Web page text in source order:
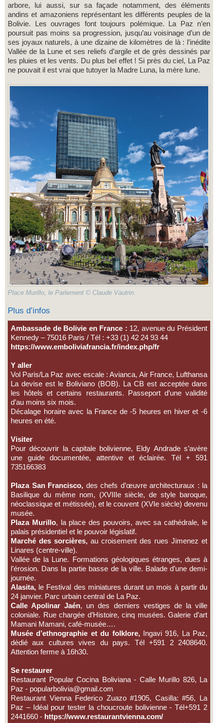
arbore, lui aussi, sur sa façade notamment, des éléments
andins et amazoniens représentant les différents peuples de la
Bolivie. Les ouvrages font toujours polémique. La Paz n’en
poursuit pas moins sa progression, jusqu’au voisinage d’un de
ses joyaux naturels, à une dizaine de kilomètres de là : l’inédite
Vallée de la Lune et ses reliefs d’argile et de grès dessinés par
les pluies et les vents. Du plus bel effet ! Si près du ciel, La Paz
ne pouvait il est vrai que tutoyer la Madre Luna, la mère lune.
Place Murillo, le Parlement © Claude Vautrin.
Plus d’infos
Ambassade de Bolivie en France : 12, avenue du Président
Kennedy – 75016 Paris / Tél : +33 (1) 42 24 93 44
https://www.emboliviafrancia.fr/index.php/fr
Y aller
Vol Paris/La Paz avec escale : Avianca, Air France, Lufthansa
La devise est le Boliviano (BOB). La CB est acceptée dans
les hôtels et certains restaurants. Passeport d’une validité
d’au moins six mois.
Décalage horaire avec la France de -5 heures en hiver et -6
heures en été.
Visiter
Pour découvrir la capitale bolivienne, Eldy Andrade s’avère
une guide documentée, attentive et éclairée. Tél + 591
735166383
Plaza San Francisco, des chefs d’œuvre architecturaux : la
Basilique du même nom, (XVIIIe siècle, de style baroque,
néoclassique et métissée), et le couvent (XVIe siècle) devenu
musée.
Plaza Murillo, la place des pouvoirs, avec sa cathédrale, le
palais présidentiel et le pouvoir législatif.
Marché des sorcières, au croisement des rues Jimenez et
Linares (centre-ville).
Vallée de la Lune. Formations géologiques étranges, dues à
l’érosion. Dans la partie basse de la ville. Balade d’une demi-
journée.
Alasita, le Festival des miniatures durant un mois à partir du
24 janvier. Parc urbain central de La Paz.
Calle Apolinar Jaén, un des derniers vestiges de la ville
coloniale. Rue chargée d’Histoire, cinq musées. Galerie d’art
Mamani Mamani, café-musée….
Musée d’ethnographie et du folklore,
Ingavi 916, La Paz,
dédié aux cultures vives du pays. Tél +591 2 2408640.
Attention ferme à 16h30.
Se restaurer
Restaurant Popular Cocina Boliviana - Calle Murillo 826, La
Paz - popularbolivia@gmail.com
Restaurant Vienna Federico Zuazo #1905, Casilla: #56, La
Paz – Idéal pour tester la choucroute bolivienne - Tél+591 2
2441660 - https://www.restaurantvienna.com/